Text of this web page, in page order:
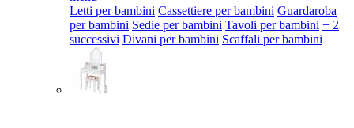
Letti per bambini Cassettiere per bambini Guardaroba
per bambini Sedie per bambini Tavoli per bambini + 2
successivi Divani per bambini Scaffali per bambini